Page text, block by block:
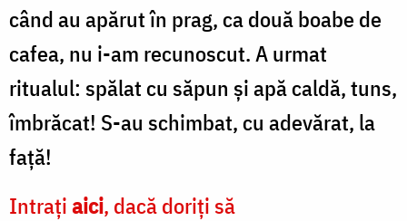
când au apărut în prag, ca două boabe de
cafea, nu i-am recunoscut. A urmat
ritualul: spălat cu săpun și apă caldă, tuns,
îmbrăcat! S-au schimbat, cu adevărat, la
față!
Intrațiaici, dacă doriți să